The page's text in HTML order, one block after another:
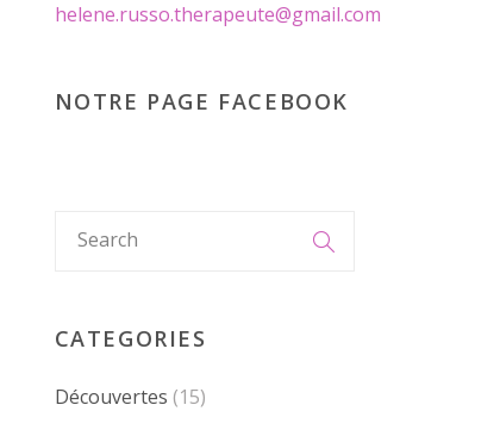
helene.russo.therapeute@gmail.com
NOTRE PAGE FACEBOOK
CATEGORIES
Découvertes (15)